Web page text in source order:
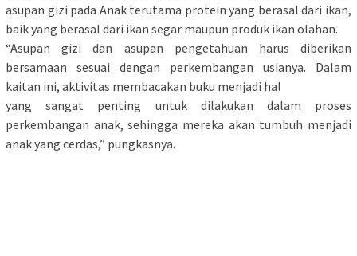
asupan gizi pada Anak terutama protein yang berasal dari ikan,
baik yang berasal dari ikan segar maupun produk ikan olahan.
“Asupan gizi dan asupan pengetahuan harus diberikan
bersamaan sesuai dengan perkembangan usianya. Dalam
kaitan ini, aktivitas membacakan buku menjadi hal
yang sangat penting untuk dilakukan dalam proses
perkembangan anak, sehingga mereka akan tumbuh menjadi
anak yang cerdas,” pungkasnya.